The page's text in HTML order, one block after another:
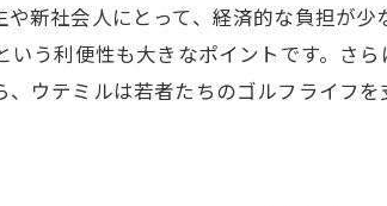
の両立
年齢層に愛されるインドアゴルフスク
導スタイル
新社会人にとって、経済的な負担が
う利便性も大きなポイントです。さ
ウテミルは若者たちのゴルフライフを